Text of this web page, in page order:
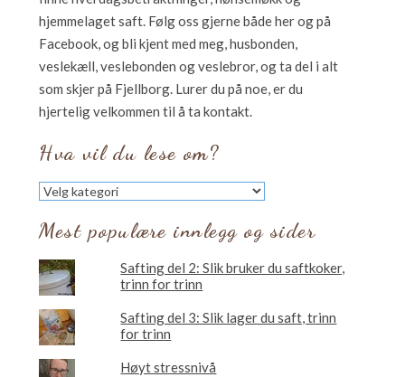
hjemmelaget saft. Følg oss gjerne både her og på
Facebook, og bli kjent med meg, husbonden,
veslekæll, veslebonden og veslebror, og ta del i alt
som skjer på Fjellborg. Lurer du på noe, er du
hjertelig velkommen til å ta kontakt.
Hva vil du lese om?
Hva
vil
du
lese
Mest populære innlegg og sider
Safting del 2: Slik bruker du saftkoker,
trinn for trinn
Safting del 3: Slik lager du saft, trinn
for trinn
Høyt stressnivå